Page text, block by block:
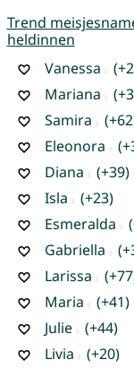
Trend
heldinnen
Vanessa
Mariana
Samira
Eleonora
Diana
(+39)
Isla
(+23)
Esmeralda
Gabriella
Larissa
Maria
(+41)
Julie
(+44)
Livia
(+20)